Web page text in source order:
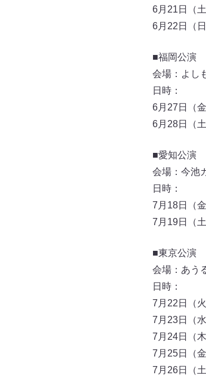
6月21日（
6月22日（
■福岡公演
会場：よし
日時：
6月27日（
6月28日（
■愛知公演
会場：今池
日時：
7月18日（
7月19日（
■東京公演
会場：あう
日時：
7月22日（
7月23日（
7月24日（
7月25日（
7月26日（